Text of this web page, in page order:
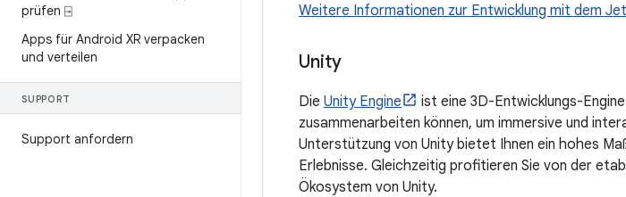
prüfen ⍈
Apps für Android XR verpacken
und verteilen
SUPPORT
Support anfordern
Weitere Informationen zur Entwicklung mit dem
Unity
Die Unity Engine
ist eine 3D-Entwicklungs-
zusammenarbeiten können, um immersive und
Unterstützung von Unity bietet Ihnen ein hohes
Erlebnisse. Gleichzeitig profitieren Sie von der
Ökosystem von Unity.